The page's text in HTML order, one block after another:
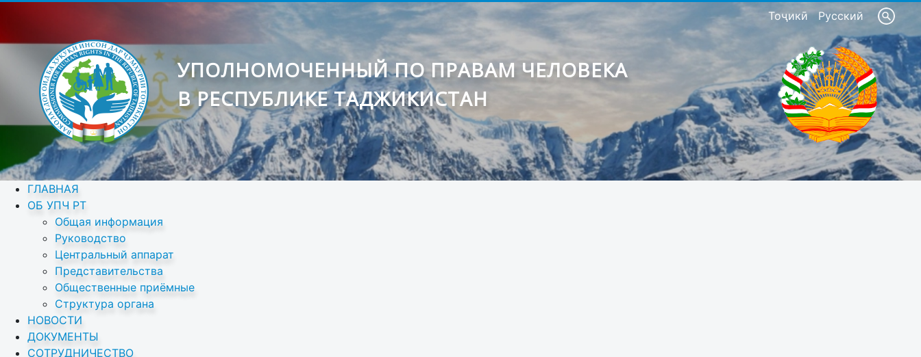
Тоҷикӣ Русский
УПОЛНОМОЧЕННЫЙ ПО ПРАВАМ ЧЕЛОВЕКА
В РЕСПУБЛИКЕ ТАДЖИКИСТАН
ГЛАВНАЯ
ОБ УПЧ РТ
Общая информация
Руководство
Центральный аппарат
Представительства
Общественные приёмные
Структура органа
НОВОСТИ
ДОКУМЕНТЫ
СОТРУДНИЧЕСТВО